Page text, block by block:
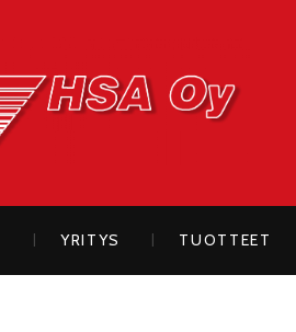
YRITYS TUOTTEET